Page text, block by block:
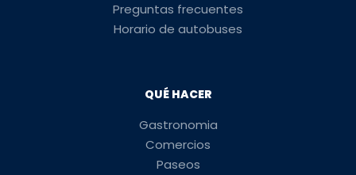
Preguntas frecuentes
Horario de autobuses
QUÉ HACER
Gastronomia
Comercios
Paseos